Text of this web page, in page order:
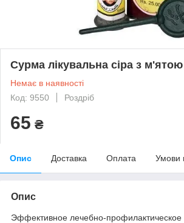
Сурма лікувальна сіра з
Немає в наявності
Код: 9550
Роздріб
65 ₴
Опис Доставка Оплата Умови
Опис
Эффективное лечебно-профилактическое